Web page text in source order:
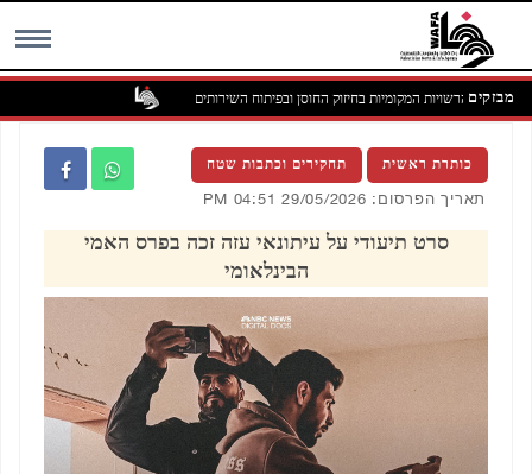
מבזקיםהרשויות המקומיות בחיזוק החוסן ובפיתוח השירותים
כותרת ראשית תחקירים וכתבות שטח
תאריך הפרסום: 29/05/2026 04:51 PM
סרט תיעודי על עיתונאי עזה זכה בפרס האמי
הבינלאומי